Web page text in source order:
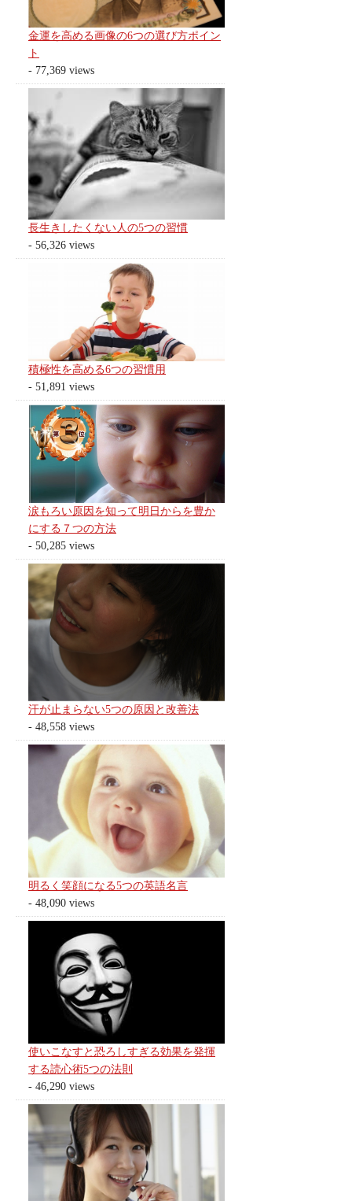
金運を高める画像の6つの選び方ポイン
ト
- 77,369 views
長生きしたくない人の5つの習慣
- 56,326 views
積極性を高める6つの習慣用
- 51,891 views
涙もろい原因を知って明日からを豊か
にする７つの方法
- 50,285 views
汗が止まらない5つの原因と改善法
- 48,558 views
明るく笑顔になる5つの英語名言
- 48,090 views
使いこなすと恐ろしすぎる効果を発揮
する読心術5つの法則
- 46,290 views